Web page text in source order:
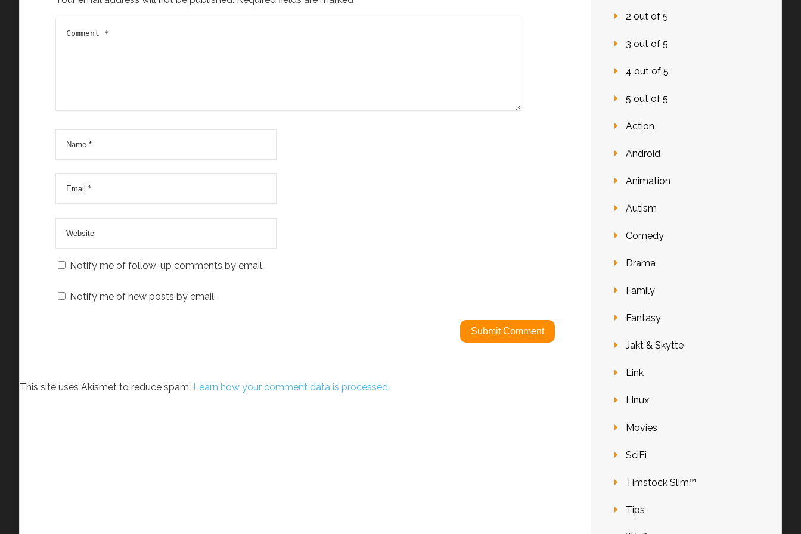
Notify me of follow-up comments by email.
Notify me of new posts by email.
This site uses Akismet to reduce spam. Learn how your comment data is processed.
2 out of 5
3 out of 5
4 out of 5
5 out of 5
Action
Android
Animation
Autism
Comedy
Drama
Family
Fantasy
Jakt & Skytte
Link
Linux
Movies
SciFi
Timstock Slim™
Tips